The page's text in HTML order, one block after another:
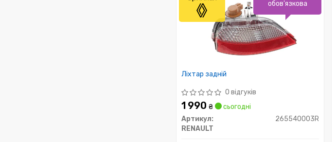
Ліхтар задній
0 відгуків
1 990 ₴
сьогодні
Артикул:
265540003R
RENAULT
обов'язкова